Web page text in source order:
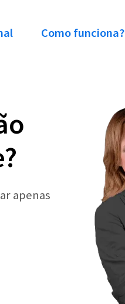
Como funciona?
apenas